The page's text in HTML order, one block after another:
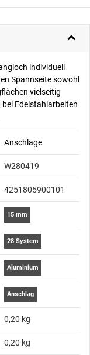
individuell
Spannseite sowohl
vielseitig
Edelstahlarbeiten
Anschläge
W280419
4251805900101
15 mm
28 System
Aluminium
Anschlag
0,20 kg
0,20 kg